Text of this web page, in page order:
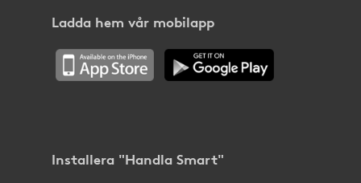
Ladda hem vår mobilapp
Installera "Handla Smart"